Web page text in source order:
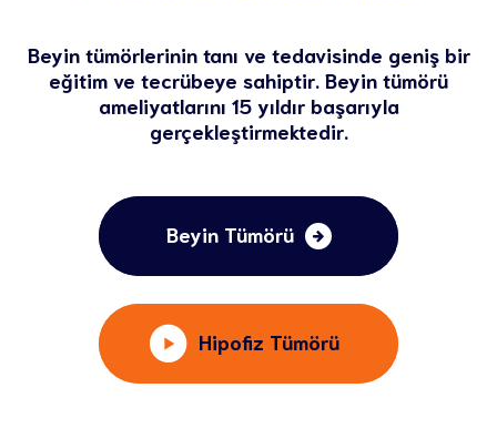
Beyin tümörlerinin tanı ve tedavisinde geniş bir
eğitim ve tecrübeye sahiptir. Beyin tümörü
ameliyatlarını 15 yıldır başarıyla
gerçekleştirmektedir.
Beyin Tümörü
Hipofiz Tümörü